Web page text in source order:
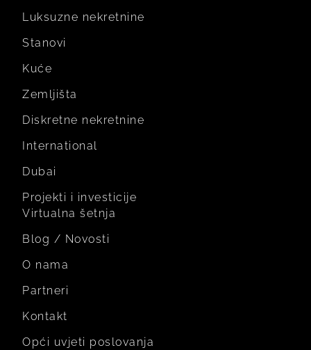
Luksuzne nekretnine
Stanovi
Kuće
Zemljišta
Diskretne nekretnine
International
Dubai
Projekti i investicije
Virtualna šetnja
Blog / Novosti
O nama
Partneri
Kontakt
Opći uvjeti poslovanja